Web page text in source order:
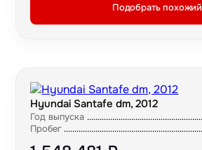
Подобрать похожий
Hyundai Santafe dm, 2012
Год выпуска
Пробег